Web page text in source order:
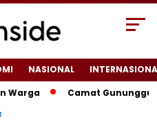
NASIONAL
‎‎Camat Gunungguruh